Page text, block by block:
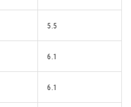
5.5
6.1
6.1